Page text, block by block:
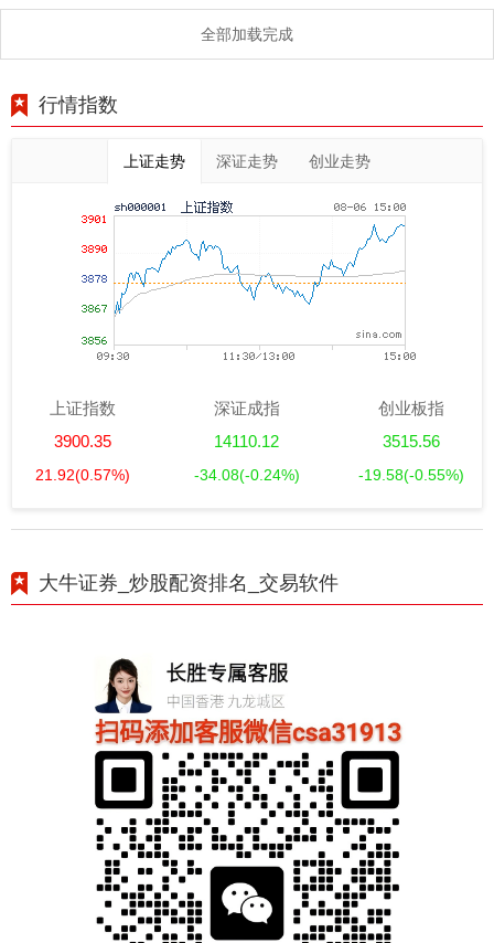
全部加载完成
行情指数
上证走势 深证走势 创业走势
上证指数
3900.35
21.92(0.57%)
深证成指
14110.12
-34.08(-0.24%)
创业板指
3515.56
-19.58(-0.55%)
大牛证券_炒股配资排名_交易软件